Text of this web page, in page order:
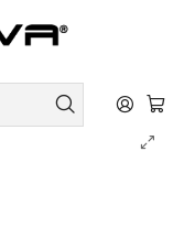
y Minerales
Suples